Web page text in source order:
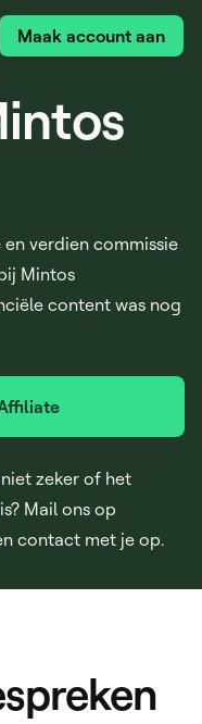
Maak account aan
verdien commissie
Mintos
content was nog
zeker of het
Mail ons op
contact met je op.